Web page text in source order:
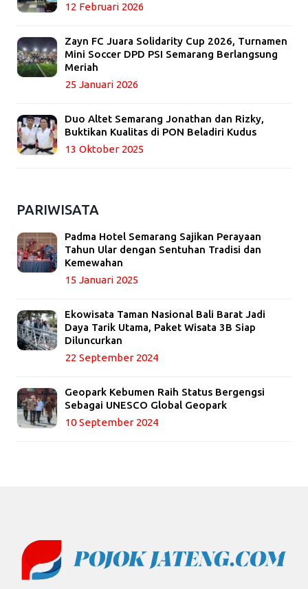
12 Februari 2026
Zayn FC Juara Solidarity Cup 2026, Turnamen
Mini Soccer DPD PSI Semarang Berlangsung
Meriah
25 Januari 2026
Duo Altet Semarang Jonathan dan Rizky,
Buktikan Kualitas di PON Beladiri Kudus
13 Oktober 2025
PARIWISATA
Padma Hotel Semarang Sajikan Perayaan
Tahun Ular dengan Sentuhan Tradisi dan
Kemewahan
15 Januari 2025
Ekowisata Taman Nasional Bali Barat Jadi
Daya Tarik Utama, Paket Wisata 3B Siap
Diluncurkan
22 September 2024
Geopark Kebumen Raih Status Bergengsi
Sebagai UNESCO Global Geopark
10 September 2024